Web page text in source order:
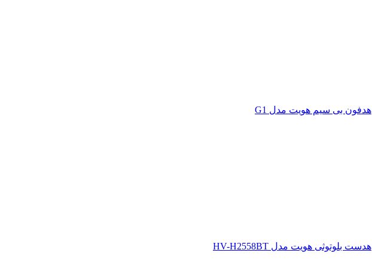
هدفون بی‌ سیم هویت مدل G1
هدست بلوتوثی هویت مدل HV-H2558BT